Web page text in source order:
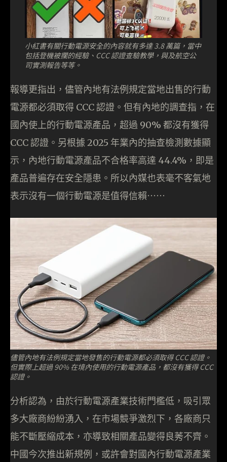
小紅書有關行動電源安全的內容就有多達 3.8 萬篇，當中
包括登機被攔的經驗、CCC 認證查驗教學，與及航空公
司實測報告等等。
報導更指出，儘管內地有法例規定當地出售的行動
電源都必須取得 CCC 認證。但有內地的調查指，在
國內使上的行動電源產品，超過 90% 都沒有獲得
CCC 認證。另根據 2025 年業內的抽查檢測數據顯
示，內地行動電源產品不合格率高達 44.4%，即是
產品普遍存在安全隱患。所以內媒也表毫不客氣地
表示沒有一個行動電源是值得信賴⋯⋯
儘管內地有法例規定當地發售的行動電源都必須取得 CCC 認證。
但實際上超過 90% 在境內使用的行動電源產品，都沒有獲得 CCC
認證。
分析認為，由於行動電源產業技術門檻低，吸引眾
多大廠商紛紛湧入，在市場競爭激烈下，各廠商只
能不斷壓縮成本，亦導致相關產品變得良莠不齊。
中國今次推出新規例，或許會對國內行動電源產業